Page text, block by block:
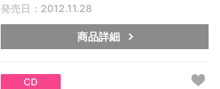
発売日：2012.11.28
商品詳細
CD